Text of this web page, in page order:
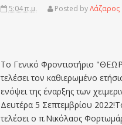
5:04 π.μ. Posted byΛάζαρος
Το Γενικό Φροντιστήριο
τελέσει τον καθιερωμένο
ενόψει της έναρξης των
Δευτέρα 5 Σεπτεμβρίου
τελέσει ο π.Νικόλαος